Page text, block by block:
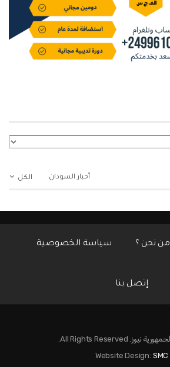
الكل أخبار السودان
من نحن ؟ سياسة الخصوصية
إتصل بنا
Website Design: SMC